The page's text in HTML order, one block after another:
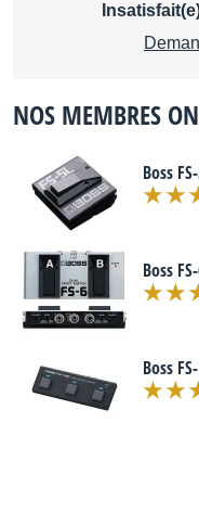
NOS MEMBRES
Boss
Boss
Boss